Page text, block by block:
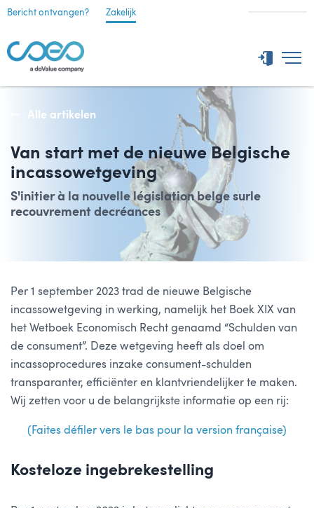
Bericht ontvangen? Zakelijk
Alle artikelen
Van start met de nieuwe Belgische
incassowetgeving
S'initier à la nouvelle législation belge surle
recouvrement decréances
Per 1 september 2023 trad de nieuwe Belgische
incassowetgeving in werking, namelijk het Boek XIX van
het Wetboek Economisch Recht genaamd “Schulden van
de consument”. Deze wetgeving heeft als doel om
incassoprocedures inzake consument-schulden
transparanter, efficiënter en klantvriendelijker te maken.
Wij zetten voor u de belangrijkste informatie op een rij:
(Faites défiler vers le bas pour la version française)
Kosteloze ingebrekestelling